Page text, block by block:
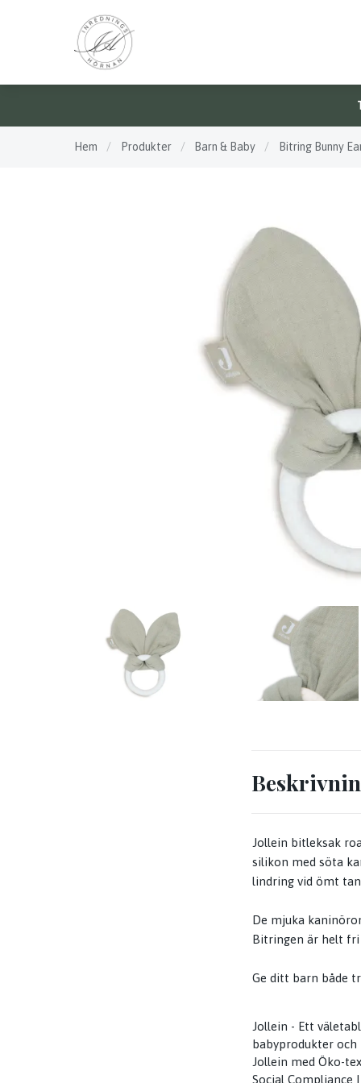
Hem / Produkter / Barn & Baby / Bitring Bunny
Jollein bitleksak
silikon med söta
lindring vid ömt
De mjuka
Bitringen är helt fri
Ge ditt barn både
Jollein - Ett
babyprodukter
Jollein med Öko-
Social Compliance